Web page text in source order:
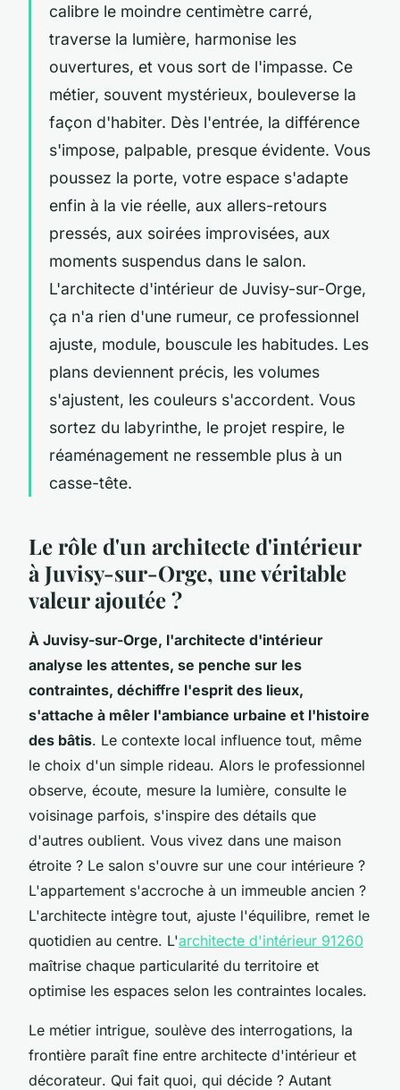
calibre le moindre centimètre carré,
traverse la lumière, harmonise les
ouvertures, et vous sort de l'impasse. Ce
métier, souvent mystérieux, bouleverse la
façon d'habiter. Dès l'entrée, la différence
s'impose, palpable, presque évidente. Vous
poussez la porte, votre espace s'adapte
enfin à la vie réelle, aux allers-retours
pressés, aux soirées improvisées, aux
moments suspendus dans le salon.
L'architecte d'intérieur de Juvisy-sur-Orge,
ça n'a rien d'une rumeur, ce professionnel
ajuste, module, bouscule les habitudes. Les
plans deviennent précis, les volumes
s'ajustent, les couleurs s'accordent. Vous
sortez du labyrinthe, le projet respire, le
réaménagement ne ressemble plus à un
casse-tête.
Le rôle d'un architecte d'intérieur
à Juvisy-sur-Orge, une véritable
valeur ajoutée ?
À Juvisy-sur-Orge, l'architecte d'intérieur
analyse les attentes, se penche sur les
contraintes, déchiffre l'esprit des lieux,
s'attache à mêler l'ambiance urbaine et l'histoire
des bâtis. Le contexte local influence tout, même
le choix d'un simple rideau. Alors le professionnel
observe, écoute, mesure la lumière, consulte le
voisinage parfois, s'inspire des détails que
d'autres oublient. Vous vivez dans une maison
étroite ? Le salon s'ouvre sur une cour intérieure ?
L'appartement s'accroche à un immeuble ancien ?
L'architecte intègre tout, ajuste l'équilibre, remet le
quotidien au centre. L'architecte d'intérieur 91260
maîtrise chaque particularité du territoire et
optimise les espaces selon les contraintes locales.
Le métier intrigue, soulève des interrogations, la
frontière paraît fine entre architecte d'intérieur et
décorateur. Qui fait quoi, qui décide ? Autant